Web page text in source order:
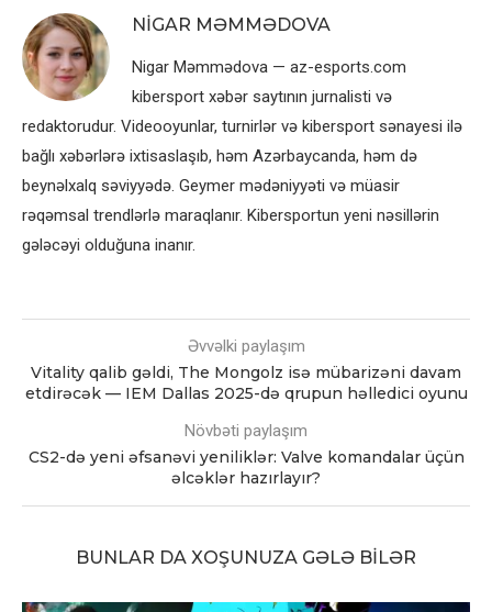
NIGAR MƏMMƏDOVA
Nigar Məmmədova — az-esports.com
kibersport xəbər saytının jurnalisti və
redaktorudur. Videooyunlar, turnirlər və kibersport sənayesi ilə
bağlı xəbərlərə ixtisaslaşıb, həm Azərbaycanda, həm də
beynəlxalq səviyyədə. Geymer mədəniyyəti və müasir
rəqəmsal trendlərlə maraqlanır. Kibersportun yeni nəsillərin
gələcəyi olduğuna inanır.
Əvvəlki paylaşım
Vitality qalib gəldi, The Mongolz isə mübarizəni davam
etdirəcək — IEM Dallas 2025-də qrupun həlledici oyunu
Növbəti paylaşım
CS2-də yeni əfsanəvi yeniliklər: Valve komandalar üçün
əlcəklər hazırlayır?
BUNLAR DA XOŞUNUZA GƏLƏ BILƏR